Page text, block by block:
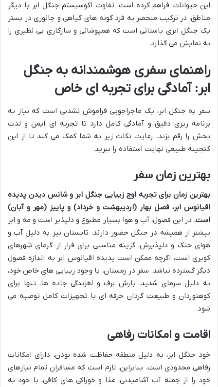
این حیوانات فراهم کرده است. تفاوت اکوسیستم جنگل ابر با دیگر
مناطق، در ترکیب منحصر به فرد گونه های گیاهی و جانوری در بستر
یک جنگل ابری باستانی است که همپوشانی و سازگاری بی نظیری را
به نمایش می گذارد.
راهنمای سفری هوشمندانه به جنگل
ابر: آمادگی برای تجربه ای خاص
سفر به جنگل ابر، یک ماجراجویی فراموش نشدنی است که نیاز به
برنامه ریزی دقیق و آمادگی کامل دارد تا تجربه ای ایمن و لذت
بخش را رقم بزند. رعایت نکات زیر به شما کمک می کند تا از این
گنجینه طبیعی نهایت استفاده را ببرید.
بهترین زمان سفر
بهترین زمان برای تجربه اوج زیبایی جنگل ابر و شانس دیدن پدیده
اقیانوس ابر، فصل بهار (اردیبهشت و خرداد) و پاییز (مهر و آبان)
است. در این فصول، آب و هوا بسیار مطبوع و دلپذیر است و مه و ابر
بیشتر از همیشه در جنگل حضور دارند. تابستان نیز به دلیل آب و
هوای خنک و دلپذیرش، گزینه مناسبی برای فرار از گرمای شهرهای
کویری است، اگرچه ممکن است پدیده اقیانوس ابر به اندازه فصول
دیگر گسترده نباشد. سفر در زمستان، با وجود زیبایی های خاص خود،
به دلیل سرمای شدید، بارش برف و لغزندگی جاده ها، تنها برای
کوهنوردان و طبیعت گردان حرفه ای با تجهیزات کامل توصیه می
شود.
اقامت و امکانات رفاهی
خود جنگل ابر، به دلیل منطقه حفاظت شده بودن، دارای امکانات
رفاهی محدودی است. بنابراین، لازم است که مسافران تمام نیازهای
خود را از جمله آب آشامیدنی، غذا و خوراکی های کافی، با خود به